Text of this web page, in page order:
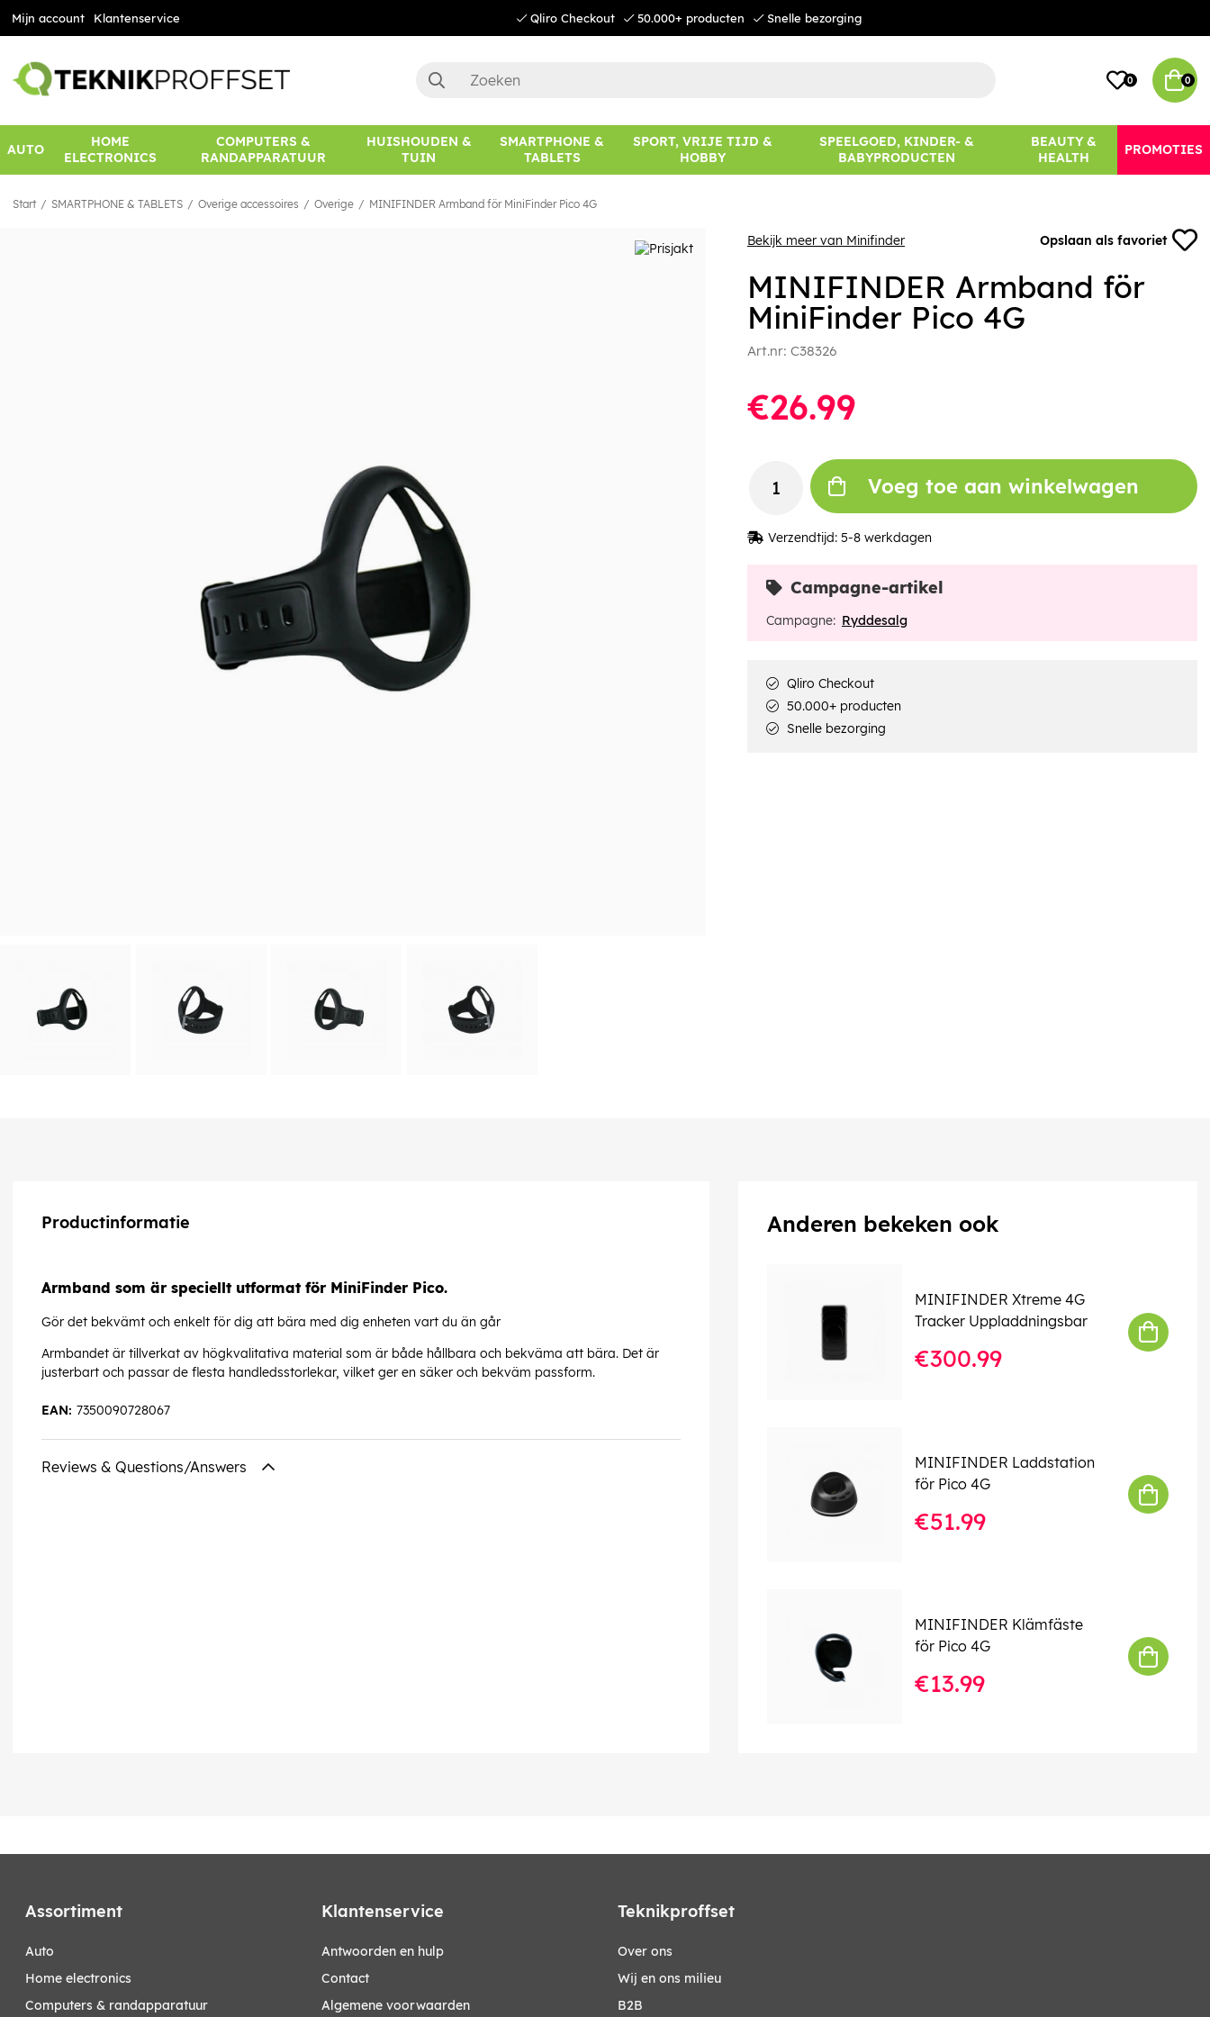
Mijn account Klantenservice Qliro Checkout 50.000+ producten Snelle bezorging
0 0
AUTO
HOME
ELECTRONICS
COMPUTERS &
RANDAPPARATUUR
HUISHOUDEN &
TUIN
SMARTPHONE &
TABLETS
SPORT, VRIJE TIJD &
HOBBY
SPEELGOED, KINDER- &
BABYPRODUCTEN
BEAUTY &
HEALTH
PROMOTIES
Start SMARTPHONE & TABLETS Overige accessoires Overige MINIFINDER Armband för MiniFinder Pico 4G
Bekijk meer van Minifinder Opslaan als favoriet
MINIFINDER Armband för
MiniFinder Pico 4G
Art.nr: C38326
€26.99
Voeg toe aan winkelwagen
Verzendtijd: 5-8 werkdagen
Campagne-artikel
Campagne: Ryddesalg
Qliro Checkout
50.000+ producten
Snelle bezorging
Productinformatie
Armband som är speciellt utformat för MiniFinder Pico.
Gör det bekvämt och enkelt för dig att bära med dig enheten vart du än går
Armbandet är tillverkat av högkvalitativa material som är både hållbara och bekväma att bära. Det är
justerbart och passar de flesta handledsstorlekar, vilket ger en säker och bekväm passform.
7350090728067
EAN:
Reviews & Questions/Answers
Anderen bekeken ook
MINIFINDER Xtreme 4G
Tracker Uppladdningsbar
€300.99
MINIFINDER Laddstation
för Pico 4G
€51.99
MINIFINDER Klämfäste
för Pico 4G
€13.99
Assortiment
auto
home electronics
computers & randapparatuur
Klantenservice
Antwoorden en hulp
Contact
Algemene voorwaarden
Teknikproffset
Over ons
Wij en ons milieu
B2B